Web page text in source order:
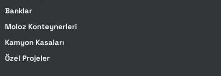
Banklar
Moloz Konteynerleri
Kamyon Kasaları
Özel Projeler